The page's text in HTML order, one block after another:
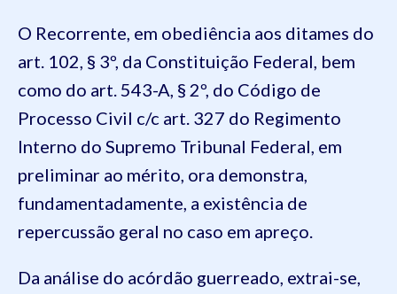
O Recorrente, em obediência aos ditames do
art. 102, § 3º, da Constituição Federal, bem
como do art. 543-A, § 2º, do Código de
Processo Civil c/c art. 327 do Regimento
Interno do Supremo Tribunal Federal, em
preliminar ao mérito, ora demonstra,
fundamentadamente, a existência de
repercussão geral no caso em apreço.
Da análise do acórdão guerreado, extrai-se,